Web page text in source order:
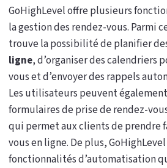
GoHighLevel offre plusieurs
la gestion des rendez-vous. Parmi
trouve la possibilité de planifier
ligne, d’organiser des calendriers
vous et d’envoyer des rappels
Les utilisateurs peuvent
formulaires de prise de rendez-
qui permet aux clients de prendre
vous en ligne. De plus,
fonctionnalités d’automatisation